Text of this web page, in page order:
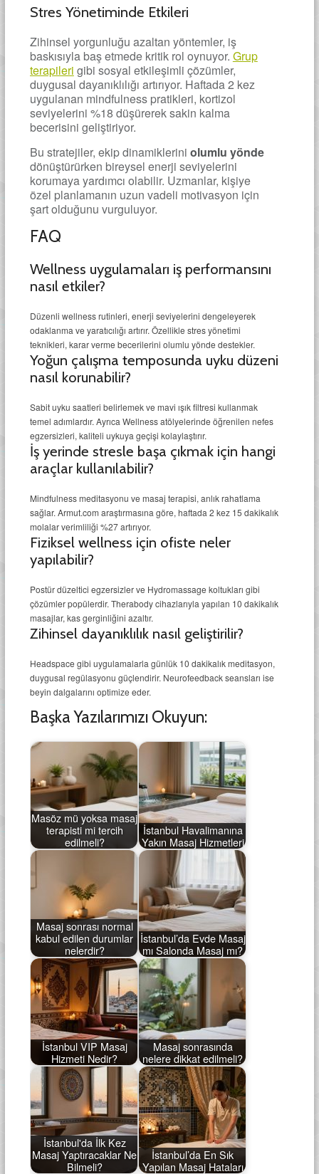
Stres Yönetiminde Etkileri
Zihinsel yorgunluğu azaltan yöntemler, iş
baskısıyla baş etmede kritik rol oynuyor. Grup
terapileri gibi sosyal etkileşimli çözümler,
duygusal dayanıklılığı artırıyor. Haftada 2 kez
uygulanan mindfulness pratikleri, kortizol
seviyelerini %18 düşürerek sakin kalma
becerisini geliştiriyor.
Bu stratejiler, ekip dinamiklerini olumlu yönde
dönüştürürken bireysel enerji seviyelerini
korumaya yardımcı olabilir. Uzmanlar, kişiye
özel planlamanın uzun vadeli motivasyon için
şart olduğunu vurguluyor.
FAQ
Wellness uygulamaları iş performansını
nasıl etkiler?
Düzenli wellness rutinleri, enerji seviyelerini dengeleyerek
odaklanma ve yaratıcılığı artırır. Özellikle stres yönetimi
teknikleri, karar verme becerilerini olumlu yönde destekler.
Yoğun çalışma temposunda uyku düzeni
nasıl korunabilir?
Sabit uyku saatleri belirlemek ve mavi ışık filtresi kullanmak
temel adımlardır. Ayrıca Wellness atölyelerinde öğrenilen nefes
egzersizleri, kaliteli uykuya geçişi kolaylaştırır.
İş yerinde stresle başa çıkmak için hangi
araçlar kullanılabilir?
Mindfulness meditasyonu ve masaj terapisi, anlık rahatlama
sağlar. Armut.com araştırmasına göre, haftada 2 kez 15 dakikalık
molalar verimliliği %27 artırıyor.
Fiziksel wellness için ofiste neler
yapılabilir?
Postür düzeltici egzersizler ve Hydromassage koltukları gibi
çözümler popülerdir. Therabody cihazlarıyla yapılan 10 dakikalık
masajlar, kas gerginliğini azaltır.
Zihinsel dayanıklılık nasıl geliştirilir?
Headspace gibi uygulamalarla günlük 10 dakikalık meditasyon,
duygusal regülasyonu güçlendirir. Neurofeedback seansları ise
beyin dalgalarını optimize eder.
Başka Yazılarımızı Okuyun:
Masöz mü yoksa masaj
terapisti mi tercih
edilmeli?
İstanbul Havalimanına
Yakın Masaj Hizmetleri
Masaj sonrası normal
kabul edilen durumlar
nelerdir?
İstanbul’da Evde Masaj
mı Salonda Masaj mı?
İstanbul VIP Masaj
Hizmeti Nedir?
Masaj sonrasında
nelere dikkat edilmeli?
İstanbul'da İlk Kez
Masaj Yaptıracaklar Ne
Bilmeli?
İstanbul’da En Sık
Yapılan Masaj Hataları